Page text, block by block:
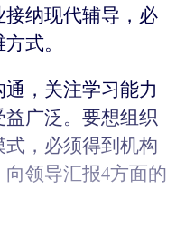
纳现代辅导，必
式。
，关注学习能力
广泛。要想组织
，必须得到机构
领导汇报4方面的